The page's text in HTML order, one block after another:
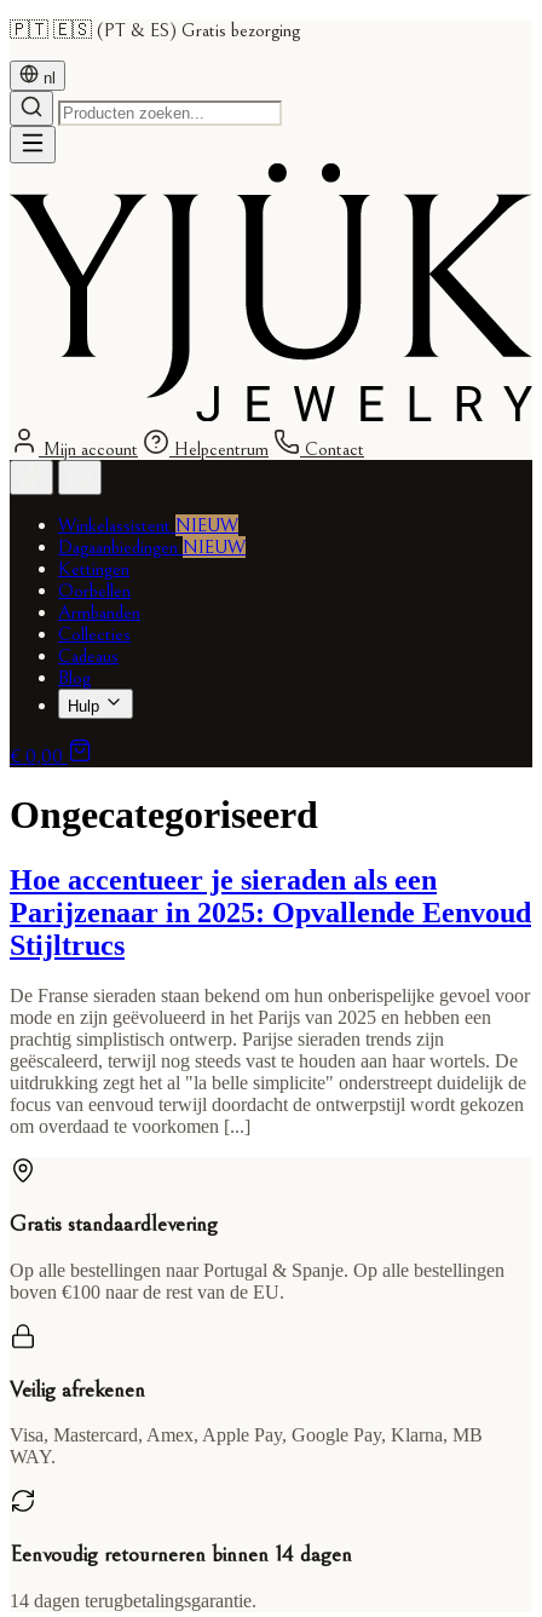
🇵🇹 🇪🇸 (PT & ES) Gratis bezorging
nl
Mijn account Helpcentrum Contact
Winkelassistent NIEUW
Dagaanbiedingen NIEUW
Kettingen
Oorbellen
Armbanden
Collecties
Cadeaus
Blog
Hulp
€ 0,00
Ongecategoriseerd
Hoe accentueer je sieraden als een
Parijzenaar in 2025: Opvallende Eenvoud
Stijltrucs
De Franse sieraden staan bekend om hun onberispelijke gevoel voor
mode en zijn geëvolueerd in het Parijs van 2025 en hebben een
prachtig simplistisch ontwerp. Parijse sieraden trends zijn
geëscaleerd, terwijl nog steeds vast te houden aan haar wortels. De
uitdrukking zegt het al "la belle simplicite" onderstreept duidelijk de
focus van eenvoud terwijl doordacht de ontwerpstijl wordt gekozen
om overdaad te voorkomen [...]
Gratis standaardlevering
Op alle bestellingen naar Portugal & Spanje. Op alle bestellingen
boven €100 naar de rest van de EU.
Veilig afrekenen
Visa, Mastercard, Amex, Apple Pay, Google Pay, Klarna, MB
WAY.
Eenvoudig retourneren binnen 14 dagen
14 dagen terugbetalingsgarantie.